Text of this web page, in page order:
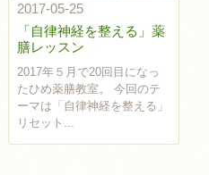
2017-05-25
「自律神経を整える」薬
膳レッスン
2017年５月で20回目になっ
たひめ薬膳教室。 今回のテ
ーマは「自律神経を整える」
リセット...